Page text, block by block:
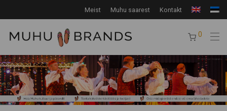
Meist Muhu saarest Kontakt
0